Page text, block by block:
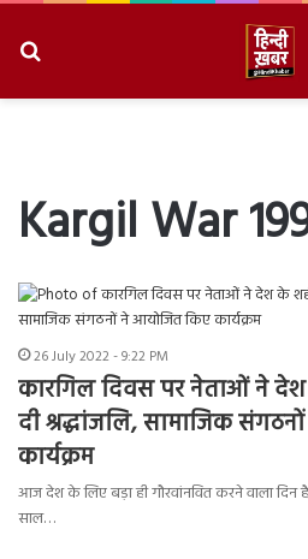
Kargil War
26 July 2022 - 9:22 PM
कारगिल दिवस पर नेताओं ने देश
दी श्रद्धांजलि, सामाजिक
कार्यक्रम
आज देश के लिए बड़ा ही गौरवांनवित करने वाला
साल…